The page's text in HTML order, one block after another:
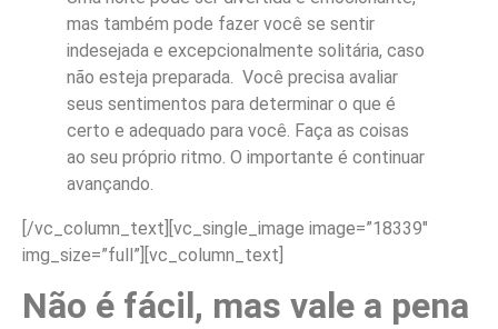
mas também pode fazer você se sentir
indesejada e excepcionalmente solitária, caso
não esteja preparada. Você precisa avaliar
seus sentimentos para determinar o que é
certo e adequado para você. Faça as coisas
ao seu próprio ritmo. O importante é continuar
avançando.
[/vc_column_text][vc_single_image image=”18339″
img_size=”full”][vc_column_text]
Não é fácil, mas vale a pena